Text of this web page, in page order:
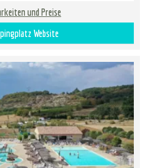
und Preise
Website